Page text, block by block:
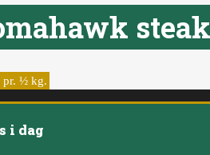
steak
pr. ½ kg.
i dag